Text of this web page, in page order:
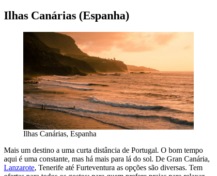
Ilhas Canárias (Espanha)
Ilhas Canárias, Espanha
Mais um destino a uma curta distância de Portugal. O bom tempo
aqui é uma constante, mas há mais para lá do sol. De Gran Canária,
Lanzarote, Tenerife até Furteventura as opções são diversas. Tem